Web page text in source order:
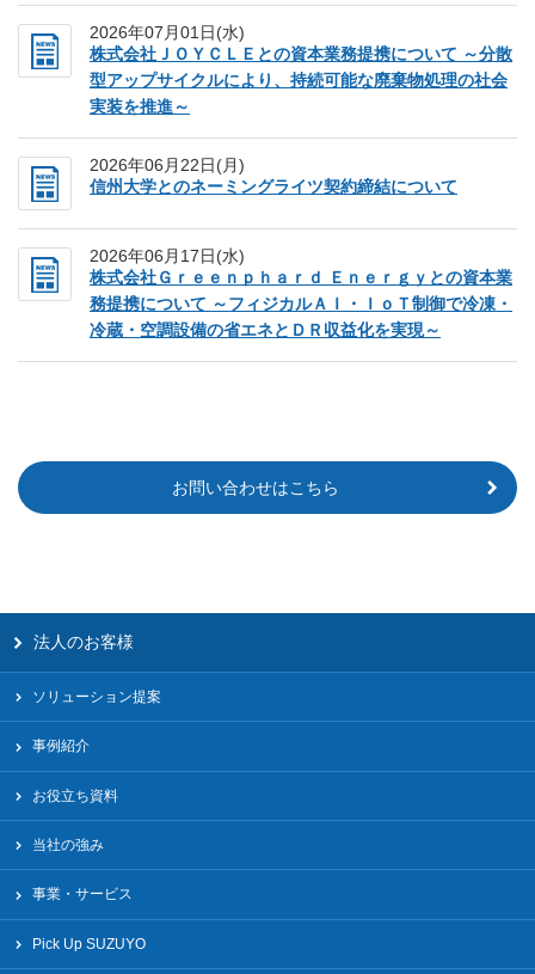
2026年07月01日(水)
株式会社ＪＯＹＣＬＥとの資本業務提携について ～分散
型アップサイクルにより、持続可能な廃棄物処理の社会
実装を推進～
2026年06月22日(月)
信州大学とのネーミングライツ契約締結について
2026年06月17日(水)
株式会社Ｇｒｅｅｎｐｈａｒｄ Ｅｎｅｒｇｙとの資本業
務提携について ～フィジカルＡＩ・ＩｏＴ制御で冷凍・
冷蔵・空調設備の省エネとＤＲ収益化を実現～
お問い合わせはこちら
法人のお客様
ソリューション提案
事例紹介
お役立ち資料
当社の強み
事業・サービス
Pick Up SUZUYO